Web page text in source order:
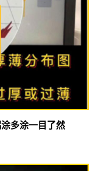
多涂一目了然